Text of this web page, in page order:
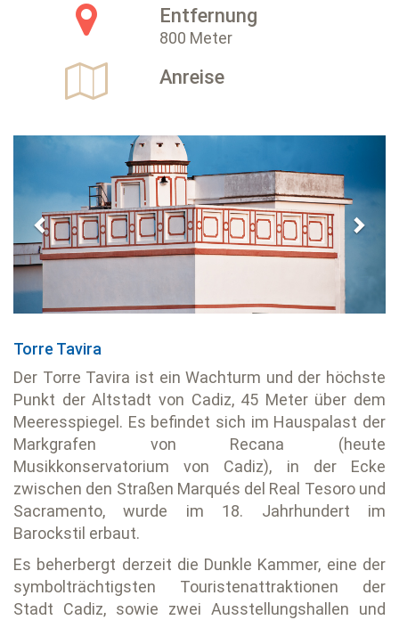
Entfernung
800 Meter
Anreise
Previous Next
Torre Tavira
Der Torre Tavira ist ein Wachturm und der höchste
Punkt der Altstadt von Cadiz, 45 Meter über dem
Meeresspiegel. Es befindet sich im Hauspalast der
Markgrafen von Recana (heute
Musikkonservatorium von Cadiz), in der Ecke
zwischen den Straßen Marqués del Real Tesoro und
Sacramento, wurde im 18. Jahrhundert im
Barockstil erbaut.
Es beherbergt derzeit die Dunkle Kammer, eine der
symbolträchtigsten Touristenattraktionen der
Stadt Cadiz, sowie zwei Ausstellungshallen und